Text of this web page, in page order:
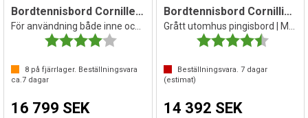
Bordtennisbord Cornilleau 540M Crossover
Betyg:
4.0 utav 5 stjärnor
8 på fjärrlager. Beställningsvara
ca.7 dagar
16 799 SEK
Bordtennisbord Cornillieau 510M Campus
Betyg:
Beställningsvara. 7dagar
(estimat)
14 392 SEK